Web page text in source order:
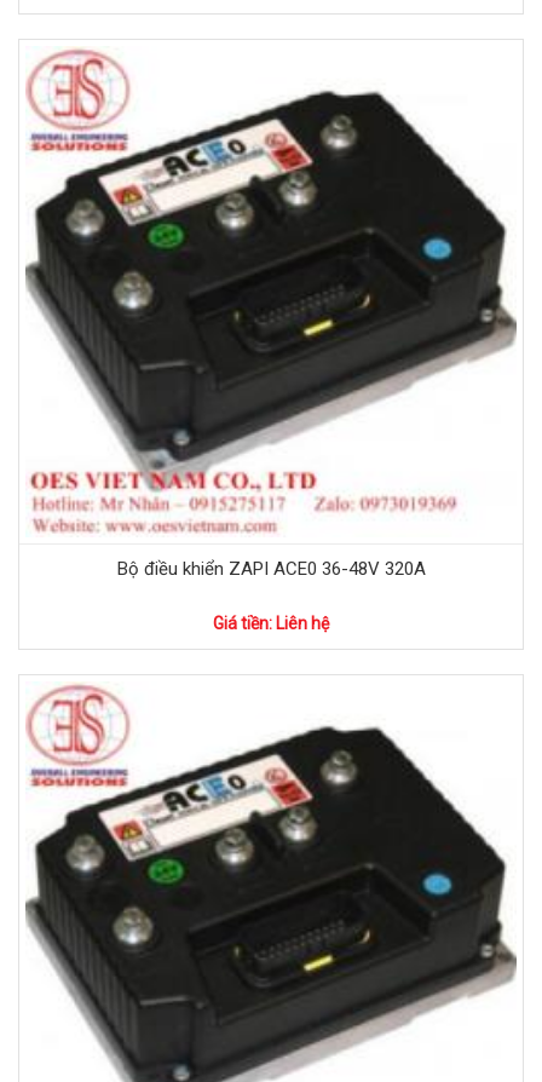
Bộ điều khiển ZAPI ACE0 36-48V 320A
Giá tiền: Liên hệ